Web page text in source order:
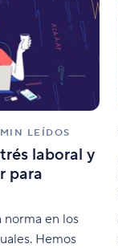
LEÍDOS
laboral y
para
norma en los
Hemos